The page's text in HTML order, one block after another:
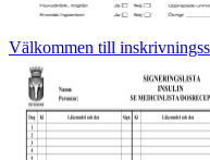
Välkommen till